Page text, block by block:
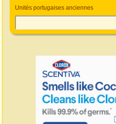
Unités portugaises anciennes